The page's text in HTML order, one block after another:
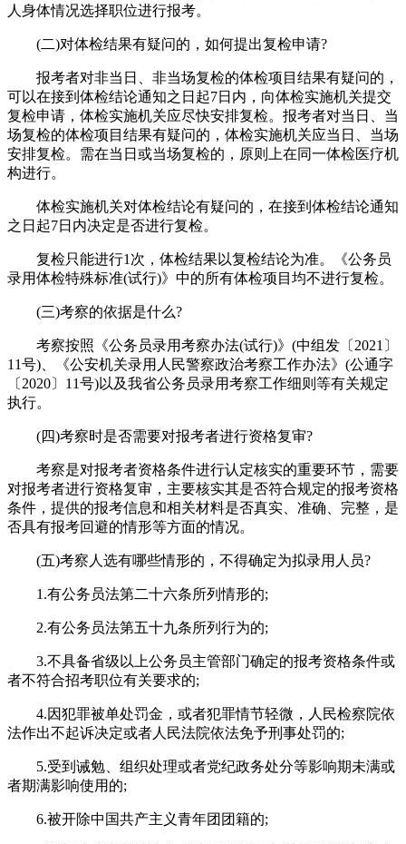
人身体情况选择职位进行报考。
(二)对体检结果有疑问的，如何提出复检申请?
报考者对非当日、非当场复检的体检项目结果有疑问的，
可以在接到体检结论通知之日起7日内，向体检实施机关提交
复检申请，体检实施机关应尽快安排复检。报考者对当日、当
场复检的体检项目结果有疑问的，体检实施机关应当日、当场
安排复检。需在当日或当场复检的，原则上在同一体检医疗机
构进行。
体检实施机关对体检结论有疑问的，在接到体检结论通知
之日起7日内决定是否进行复检。
复检只能进行1次，体检结果以复检结论为准。《公务员
录用体检特殊标准(试行)》中的所有体检项目均不进行复检。
(三)考察的依据是什么?
考察按照《公务员录用考察办法(试行)》(中组发〔2021〕
11号)、《公安机关录用人民警察政治考察工作办法》(公通字
〔2020〕11号)以及我省公务员录用考察工作细则等有关规定
执行。
(四)考察时是否需要对报考者进行资格复审?
考察是对报考者资格条件进行认定核实的重要环节，需要
对报考者进行资格复审，主要核实其是否符合规定的报考资格
条件，提供的报考信息和相关材料是否真实、准确、完整，是
否具有报考回避的情形等方面的情况。
(五)考察人选有哪些情形的，不得确定为拟录用人员?
1.有公务员法第二十六条所列情形的;
2.有公务员法第五十九条所列行为的;
3.不具备省级以上公务员主管部门确定的报考资格条件或
者不符合招考职位有关要求的;
4.因犯罪被单处罚金，或者犯罪情节轻微，人民检察院依
法作出不起诉决定或者人民法院依法免予刑事处罚的;
5.受到诫勉、组织处理或者党纪政务处分等影响期未满或
者期满影响使用的;
6.被开除中国共产主义青年团团籍的;